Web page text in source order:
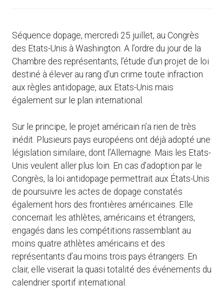
Séquence dopage, mercredi 25 juillet, au Congrès
des Etats-Unis à Washington. A l’ordre du jour de la
Chambre des représentants, l’étude d’un projet de loi
destiné à élever au rang d’un crime toute infraction
aux règles antidopage, aux Etats-Unis mais
également sur le plan international.
Sur le principe, le projet américain n’a rien de très
inédit. Plusieurs pays européens ont déjà adopté une
législation similaire, dont l’Allemagne. Mais les Etats-
Unis veulent aller plus loin. En cas d’adoption par le
Congrès, la loi antidopage permettrait aux États-Unis
de poursuivre les actes de dopage constatés
également hors des frontières américaines. Elle
concernait les athlètes, américains et étrangers,
engagés dans les compétitions rassemblant au
moins quatre athlètes américains et des
représentants d’au moins trois pays étrangers. En
clair, elle viserait la quasi totalité des événements du
calendrier sportif international.